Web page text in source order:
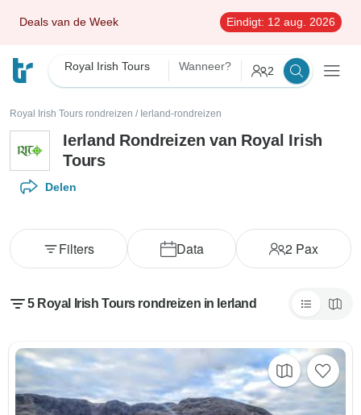
Deals van de Week Eindigt: 12 aug. 2026
Royal Irish Tours Wanneer? 2
Royal Irish Tours rondreizen / Ierland-rondreizen
Ierland Rondreizen van Royal Irish
Tours
Delen
Data 2 Pax
Filters
5 Royal Irish Tours rondreizen in Ierland